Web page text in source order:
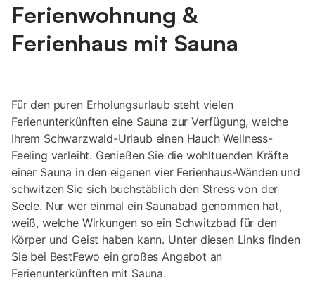
Ferienwohnung &
Ferienhaus mit Sauna
Für den puren Erholungsurlaub steht vielen
Ferienunterkünften eine Sauna zur Verfügung, welche
Ihrem Schwarzwald-Urlaub einen Hauch Wellness-
Feeling verleiht. Genießen Sie die wohltuenden Kräfte
einer Sauna in den eigenen vier Ferienhaus-Wänden und
schwitzen Sie sich buchstäblich den Stress von der
Seele. Nur wer einmal ein Saunabad genommen hat,
weiß, welche Wirkungen so ein Schwitzbad für den
Körper und Geist haben kann. Unter diesen Links finden
Sie bei BestFewo ein großes Angebot an
Ferienunterkünften mit Sauna.